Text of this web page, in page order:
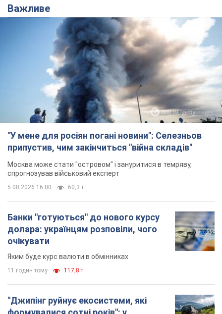
"У мене для росіян погані новини": Селезньов
припустив, чим закінчиться "війна складів"
Москва може стати "островом" і зануритися в темряву,
спрогнозував військовий експерт
5.08.2026 16:00 60,3 т.
Банки "готуються" до нового курсу
долара: українцям розповіли, чого
очікувати
11 годин тому
"Джипінг руйнує екосистеми, які
формувалися сотні років": у
субальпійські луки – рідкісні природні
комплекси, які формувалися протягом сотень років
11 годин тому